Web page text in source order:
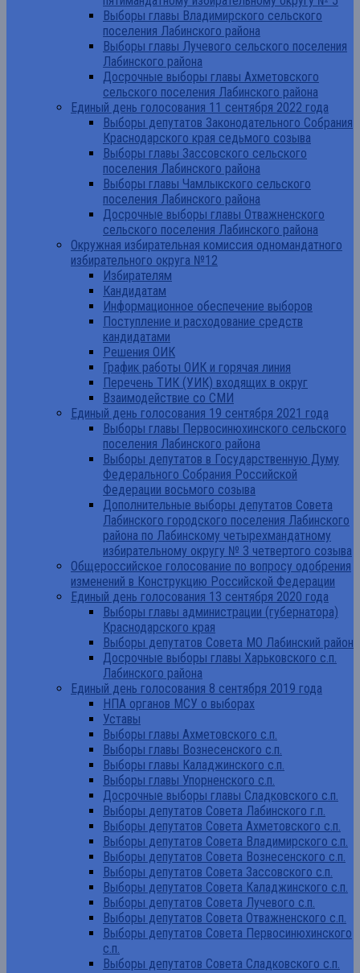
Выборы главы Владимирского сельского
поселения Лабинского района
Выборы главы Лучевого сельского поселения
Лабинского района
Досрочные выборы главы Ахметовского
сельского поселения Лабинского района
Единый день голосования 11 сентября 2022 года
Выборы депутатов Законодательного Собрания
Краснодарского края седьмого созыва
Выборы главы Зассовского сельского
поселения Лабинского района
Выборы главы Чамлыкского сельского
поселения Лабинского района
Досрочные выборы главы Отважненского
сельского поселения Лабинского района
Окружная избирательная комиссия одномандатного
избирательного округа №12
Избирателям
Кандидатам
Информационное обеспечение выборов
Поступление и расходование средств
кандидатами
Решения ОИК
График работы ОИК и горячая линия
Перечень ТИК (УИК) входящих в округ
Взаимодействие со СМИ
Единый день голосования 19 сентября 2021 года
Выборы главы Первосинюхинского сельского
поселения Лабинского района
Выборы депутатов в Государственную Думу
Федерального Собрания Российской
Федерации восьмого созыва
Дополнительные выборы депутатов Совета
Лабинского городского поселения Лабинского
района по Лабинскому четырехмандатному
избирательному округу № 3 четвертого созыва
Общероссийское голосование по вопросу одобрения
изменений в Конструкцию Российской Федерации
Единый день голосования 13 сентября 2020 года
Выборы главы администрации (губернатора)
Краснодарского края
Выборы депутатов Совета МО Лабинский район
Досрочные выборы главы Харьковского с.п.
Лабинского района
Единый день голосования 8 сентября 2019 года
НПА органов МСУ о выборах
Уставы
Выборы главы Ахметовского с.п.
Выборы главы Вознесенского с.п.
Выборы главы Каладжинского с.п.
Выборы главы Упорненского с.п.
Досрочные выборы главы Сладковского с.п.
Выборы депутатов Совета Лабинского г.п.
Выборы депутатов Совета Ахметовского с.п.
Выборы депутатов Совета Владимирского с.п.
Выборы депутатов Совета Вознесенского с.п.
Выборы депутатов Совета Зассовского с.п.
Выборы депутатов Совета Каладжинского с.п.
Выборы депутатов Совета Лучевого с.п.
Выборы депутатов Совета Отважненского с.п.
Выборы депутатов Совета Первосинюхинского
с.п.
Выборы депутатов Совета Сладковского с.п.